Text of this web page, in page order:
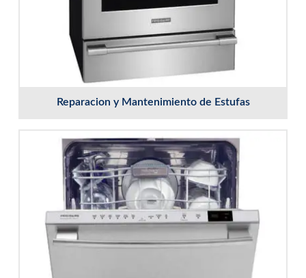
Reparacion y Mantenimiento de Estufas